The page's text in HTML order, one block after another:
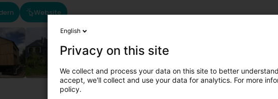
Website
+1
Bedachung und Dächer
English
Privacy on this site
We collect and process your data on this site to better
accept, we'll collect and use your data for analytics. For more
policy.